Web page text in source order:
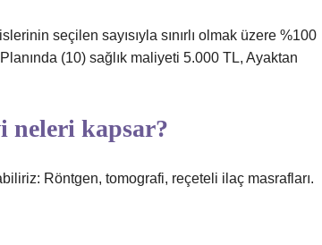
seçilen sayısıyla sınırlı olmak üzere %100
(10) sağlık maliyeti 5.000 TL, Ayaktan
neleri kapsar?
Röntgen, tomografi, reçeteli ilaç masrafları.